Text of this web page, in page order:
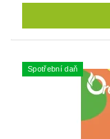
Spotřební daň